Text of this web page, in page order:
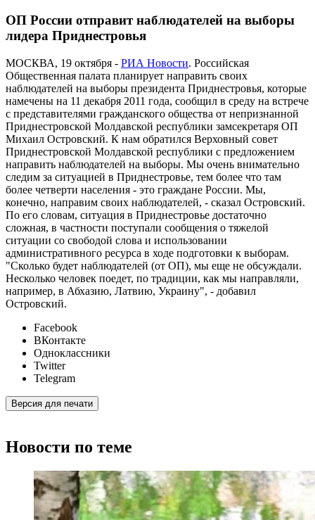
ОП России отправит наблюдателей на выборы
лидера Приднестровья
МОСКВА, 19 октября - РИА Новости. Российская
Общественная палата планирует направить своих
наблюдателей на выборы президента Приднестровья, которые
намечены на 11 декабря 2011 года, сообщил в среду на встрече
с представителями гражданского общества от непризнанной
Приднестровской Молдавской республики замсекретаря ОП
Михаил Островский. К нам обратился Верховный совет
Приднестровской Молдавской республики с предложением
направить наблюдателей на выборы. Мы очень внимательно
следим за ситуацией в Приднестровье, тем более что там
более четверти населения - это граждане России. Мы,
конечно, направим своих наблюдателей, - сказал Островский.
По его словам, ситуация в Приднестровье достаточно
сложная, в частности поступали сообщения о тяжелой
ситуации со свободой слова и использовании
административного ресурса в ходе подготовки к выборам.
"Сколько будет наблюдателей (от ОП), мы еще не обсуждали.
Несколько человек поедет, по традиции, как мы направляли,
например, в Абхазию, Латвию, Украину", - добавил
Островский.
Facebook
ВКонтакте
Одноклассники
Twitter
Telegram
Версия для печати
Новости по теме